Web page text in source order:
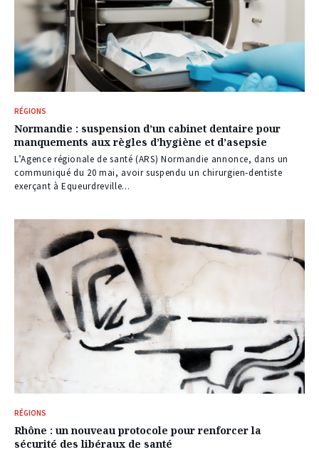
RÉGIONS
Normandie : suspension d’un cabinet dentaire pour
manquements aux règles d’hygiène et d’asepsie
L’Agence régionale de santé (ARS) Normandie annonce, dans un
communiqué du 20 mai, avoir suspendu un chirurgien‑dentiste
exerçant à Equeurdreville...
RÉGIONS
Rhône : un nouveau protocole pour renforcer la
sécurité des libéraux de santé